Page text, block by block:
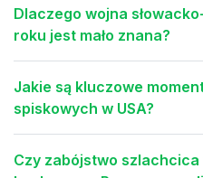
Dlaczego wojna
roku jest mało znana?
Jakie są kluczowe
spiskowych w USA?
Czy zabójstwo szlachcica